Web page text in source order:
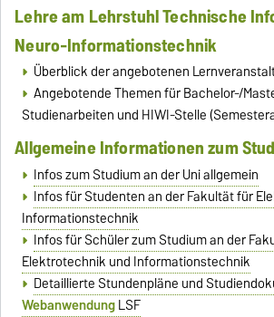
Lehre am Lehrstuhl Technische
Neuro-Informationstechnik
Überblick der angebotenen
Angebotende Themen für Bachelor-/
Studienarbeiten und HIWI-Stelle
Allgemeine Informationen zum
Infos zum Studium an der Uni allgemein
Infos für Studenten an der Fakultät für
Informationstechnik
Infos für Schüler zum Studium an der
Elektrotechnik und Informationstechnik
Detaillierte Stundenpläne und
WebanwendungLSF